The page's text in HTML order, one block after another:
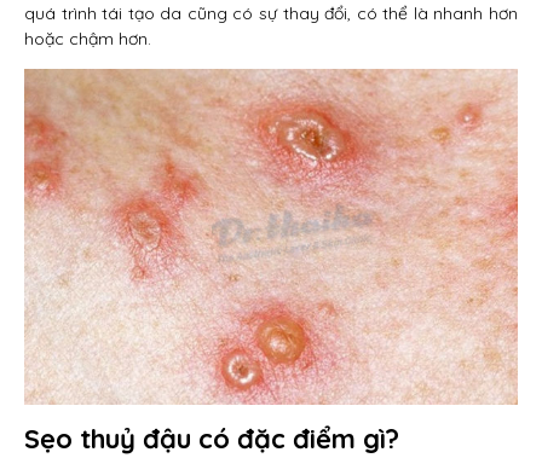
quá trình tái tạo da cũng có sự thay đổi, có thể là nhanh hơn
hoặc chậm hơn.
Sẹo thuỷ đậu có đặc điểm gì?